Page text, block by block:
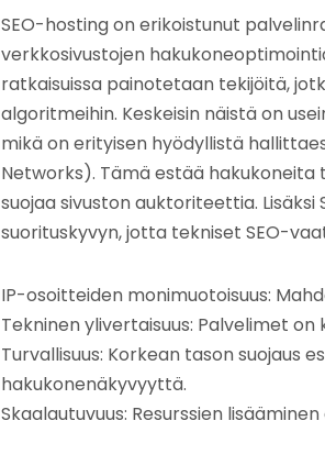
SEO-hosting on erikoistunut
verkkosivustojen
ratkaisuissa painotetaan tekijöitä,
algoritmeihin. Keskeisin näistä on
mikä on erityisen hyödyllistä
Networks). Tämä estää hakukoneita
suojaa sivuston auktoriteettia.
suorituskyvyn, jotta tekniset SEO-
IP-osoitteiden monimuotoisuus:
Tekninen ylivertaisuus: Palvelimet
Turvallisuus: Korkean tason suojaus
hakukonenäkyvyyttä.
Skaalautuvuus: Resurssien